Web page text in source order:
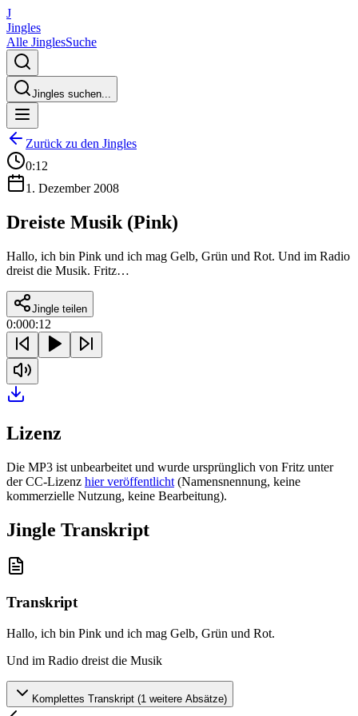
J
Jingles
Alle JinglesSuche
Jingles suchen...
Zurück zu den Jingles
0:12
1. Dezember 2008
Dreiste Musik (Pink)
Hallo, ich bin Pink und ich mag Gelb, Grün und Rot. Und im Radio
dreist die Musik. Fritz…
Jingle teilen
0:000:12
Lizenz
Die MP3 ist unbearbeitet und wurde ursprünglich von Fritz unter
der CC-Lizenz hier veröffentlicht (Namensnennung, keine
kommerzielle Nutzung, keine Bearbeitung).
Jingle Transkript
Transkript
Hallo, ich bin Pink und ich mag Gelb, Grün und Rot.
Und im Radio dreist die Musik
Komplettes Transkript (1 weitere Absätze)